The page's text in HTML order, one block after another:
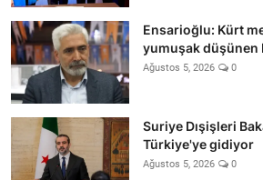
Ensarioğlu: Kürt
yumuşak düşünen
Ağustos 5, 2026 0
Suriye Dışişleri
Türkiye'ye gidiyor
Ağustos 5, 2026 0